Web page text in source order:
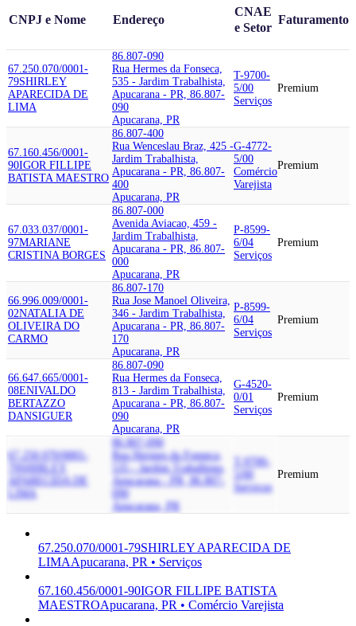
CNPJ e Nome Endereço
CNAE
e Setor
Faturamento
67.250.070/0001-
79SHIRLEY
APARECIDA DE
LIMA
86.807-090
Rua Hermes da Fonseca,
535 - Jardim Trabalhista,
Apucarana - PR, 86.807-
090
Apucarana, PR
T-9700-
5/00
Serviços
Premium
67.160.456/0001-
90IGOR FILLIPE
BATISTA MAESTRO
86.807-400
Rua Wenceslau Braz, 425 -
Jardim Trabalhista,
Apucarana - PR, 86.807-
400
Apucarana, PR
G-4772-
5/00
Comércio
Varejista
Premium
67.033.037/0001-
97MARIANE
CRISTINA BORGES
86.807-000
Avenida Aviacao, 459 -
Jardim Trabalhista,
Apucarana - PR, 86.807-
000
Apucarana, PR
P-8599-
6/04
Serviços
Premium
66.996.009/0001-
02NATALIA DE
OLIVEIRA DO
CARMO
86.807-170
Rua Jose Manoel Oliveira,
346 - Jardim Trabalhista,
Apucarana - PR, 86.807-
170
Apucarana, PR
P-8599-
6/04
Serviços
Premium
66.647.665/0001-
08ENIVALDO
BERTAZZO
DANSIGUER
86.807-090
Rua Hermes da Fonseca,
813 - Jardim Trabalhista,
Apucarana - PR, 86.807-
090
Apucarana, PR
G-4520-
0/01
Serviços
Premium
67.250.070/0001-
SHIRLEY
APARECIDA DE
LIMA
86.807-090
Rua Hermes da Fonseca,
535 - Jardim Trabalhista,
Apucarana - PR, 86.807-
Apucarana, PR
T-9700-
Serviços
Premium
67.250.070/0001-79SHIRLEY APARECIDA DE
LIMAApucarana, PR • Serviços
67.160.456/0001-90IGOR FILLIPE BATISTA
MAESTROApucarana, PR • Comércio Varejista